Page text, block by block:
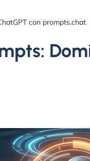
con prompts.chat